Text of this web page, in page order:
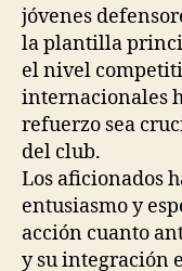
jóvenes
la plantilla
el nivel
internacionales
refuerzo sea
del club.
Los aficionados
entusiasmo y
acción cuanto
y su integración